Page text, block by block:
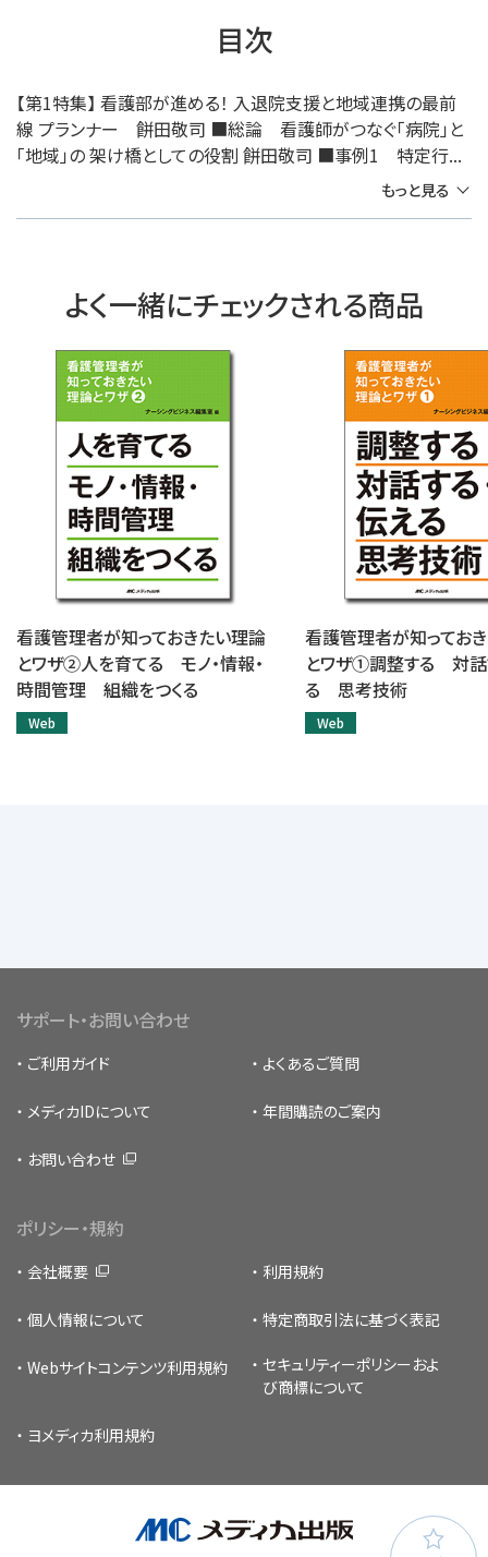
目次
【第1特集】 看護部が進める！ 入退院支援と地域連携の最前
線 プランナー 餅田敬司 ■総論 看護師がつなぐ「病院」と
「地域」の 架け橋としての役割 餅田敬司 ■事例1 特定行...
もっと見る
よく一緒にチェックされる商品
看護管理者が知っておきたい理論
とワザ②人を育てる モノ・情報・
時間管理 組織をつくる
Web
看護管理者が知ってお
とワザ①調整する 対話
る 思考技術
Web
サポート・お問い合わせ
ご利用ガイド よくあるご質問
メディカIDについて 年間購読のご案内
お問い合わせ
ポリシー・規約
会社概要 利用規約
個人情報について 特定商取引法に基づく表記
Webサイトコンテンツ利用規約 セキュリティーポリシー およ
び商標について
ヨメディカ利用規約